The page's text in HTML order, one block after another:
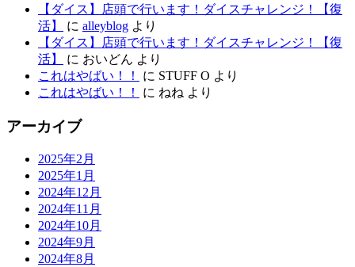
【ダイス】店頭で行います！ダイスチャレンジ！【復
活】
に alleyblog より
【ダイス】店頭で行います！ダイスチャレンジ！【復
活】
に おいどん より
これはやばい！！
に STUFF O より
これはやばい！！
に ねね より
アーカイブ
2025年2月
2025年1月
2024年12月
2024年11月
2024年10月
2024年9月
2024年8月